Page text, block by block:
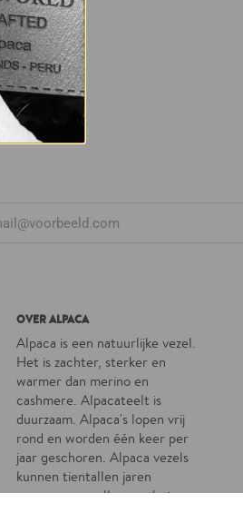
OVER ALPACA
Alpaca is een natuurlijke vezel.
Het is zachter, sterker en
warmer dan merino en
cashmere. Alpacateelt is
duurzaam. Alpaca's lopen vrij
rond en worden één keer per
jaar geschoren. Alpaca vezels
kunnen tientallen jaren
meegaan en zullen aan het